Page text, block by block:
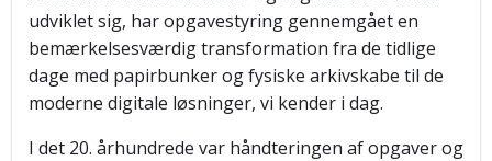
udviklet sig, har opgavestyring gennemgået en
bemærkelsesværdig transformation fra de tidlige
dage med papirbunker og fysiske arkivskabe til de
moderne digitale løsninger, vi kender i dag.
I det 20. århundrede var håndteringen af opgaver og